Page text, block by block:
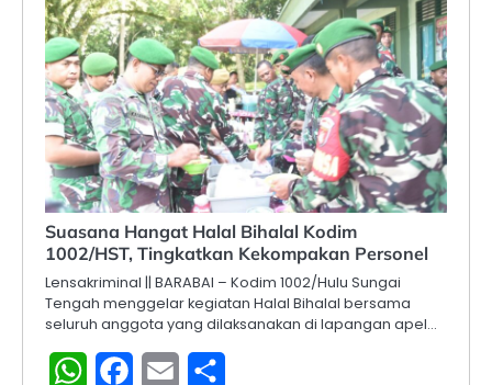
Suasana Hangat Halal Bihalal Kodim
1002/HST, Tingkatkan Kekompakan Personel
Lensakriminal || BARABAI – Kodim 1002/Hulu Sungai
Tengah menggelar kegiatan Halal Bihalal bersama
seluruh anggota yang dilaksanakan di lapangan apel…
WhatsAppFacebook
Email